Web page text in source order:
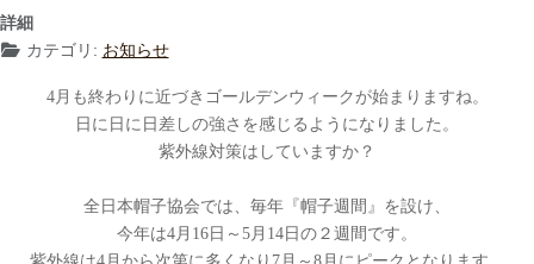
詳細
カテゴリ: お知らせ
4月も終わりに近づきゴールデンウィークが始まりますね。
日に日に日差しの強さを感じるようになりました。
紫外線対策はしていますか？
全日本帽子協会では、毎年『帽子週間』を設け、
今年は4月 16 日～ 5月 14 日の２週間です。